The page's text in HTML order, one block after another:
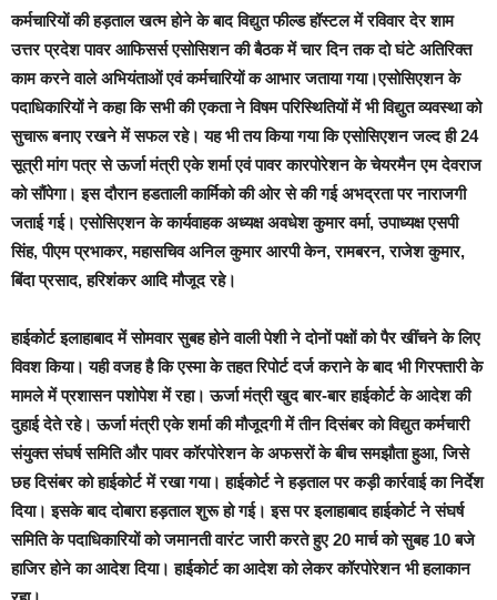
कर्मचारियों की हड़ताल खत्म होने के बाद विद्युत फील्ड हॉस्टल में रविवार देर शाम
उत्तर प्रदेश पावर आफिसर्स एसोसिशन की बैठक में चार दिन तक दो घंटे अतिरिक्त
काम करने वाले अभियंताओं एवं कर्मचारियों क आभार जताया गया।एसोसिएशन के
पदाधिकारियों ने कहा कि सभी की एकता ने विषम परिस्थितियों में भी विद्युत व्यवस्था को
सुचारू बनाए रखने में सफल रहे। यह भी तय किया गया कि एसोसिएशन जल्द ही 24
सूत्री मांग पत्र से ऊर्जा मंत्री एके शर्मा एवं पावर कारपोरेशन के चेयरमैन एम देवराज
को सौंपेगा। इस दौरान हडताली कार्मिको की ओर से की गई अभद्रता पर नाराजगी
जताई गई। एसोसिएशन के कार्यवाहक अध्यक्ष अवधेश कुमार वर्मा, उपाध्यक्ष एसपी
सिंह, पीएम प्रभाकर, महासचिव अनिल कुमार आरपी केन, रामबरन, राजेश कुमार,
बिंदा प्रसाद, हरिशंकर आदि मौजूद रहे।
हाईकोर्ट इलाहाबाद में सोमवार सुबह होने वाली पेशी ने दोनों पक्षों को पैर खींचने के लिए
विवश किया। यही वजह है कि एस्मा के तहत रिपोर्ट दर्ज कराने के बाद भी गिरफ्तारी के
मामले में प्रशासन पशोपेश में रहा। ऊर्जा मंत्री खुद बार-बार हाईकोर्ट के आदेश की
दुहाई देते रहे। ऊर्जा मंत्री एके शर्मा की मौजूदगी में तीन दिसंबर को विद्युत कर्मचारी
संयुक्त संघर्ष समिति और पावर कॉरपोरेशन के अफसरों के बीच समझौता हुआ, जिसे
छह दिसंबर को हाईकोर्ट में रखा गया। हाईकोर्ट ने हड़ताल पर कड़ी कार्रवाई का निर्देश
दिया। इसके बाद दोबारा हड़ताल शुरू हो गई। इस पर इलाहाबाद हाईकोर्ट ने संघर्ष
समिति के पदाधिकारियों को जमानती वारंट जारी करते हुए 20 मार्च को सुबह 10 बजे
हाजिर होने का आदेश दिया। हाईकोर्ट का आदेश को लेकर कॉरपोरेशन भी हलाकान